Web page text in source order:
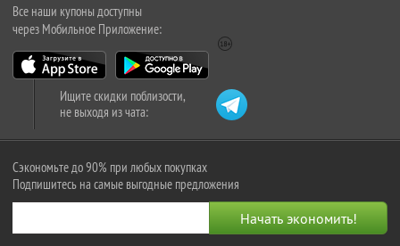
Все наши купоны доступны
через Мобильное Приложение:
Ищите скидки поблизости,
не выходя из чата:
Сэкономьте до 90% при любых покупках
Подпишитесь на самые выгодные предложения